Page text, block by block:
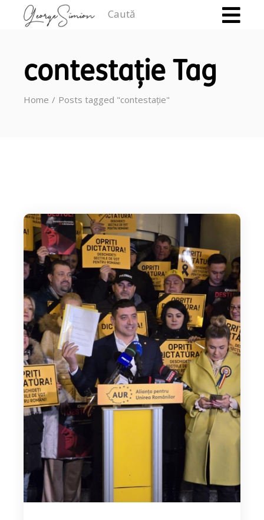
contestație Tag
Home Posts tagged "contestație"